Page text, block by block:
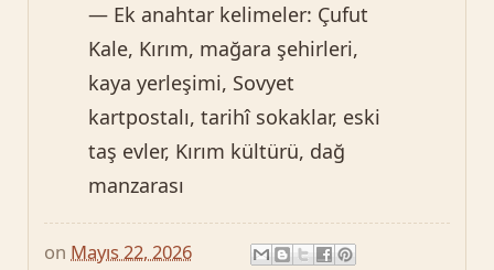
— Ek anahtar kelimeler: Çufut
Kale, Kırım, mağara şehirleri,
kaya yerleşimi, Sovyet
kartpostalı, tarihî sokaklar, eski
taş evler, Kırım kültürü, dağ
manzarası
on Mayıs 22, 2026